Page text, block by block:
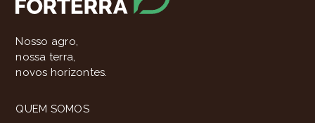
Nosso agro,
nossa terra,
novos horizontes.
QUEM SOMOS